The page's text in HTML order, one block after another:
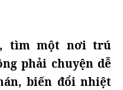
tìm một nơi trú
phải chuyện dễ
biến đổi nhiệt